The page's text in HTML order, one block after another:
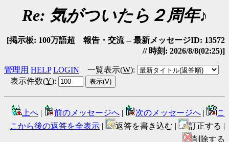
Re: 気がついたら２周年♪
[掲示板: 100万語超 報告・交流 -- 最新メッセージID: 13572
// 時刻: 2026/8/8(02:25)]
管理用 HELP LOGIN 一覧表示(W):
表示件数(Y):
上へ | 前のメッセージへ | 次のメッセージへ |
こ
こから後の返答を全表示 | 返答を書き込む |
訂正する |
削除する